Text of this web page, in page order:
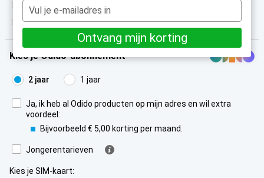
Nee, nieuw nummer
Ja, mijn 06-nummer houden
Kies je Odido-abonnement
2 jaar 1 jaar
Ja, ik heb al Odido producten op mijn adres en wil extra
voordeel:
Bijvoorbeeld € 5,00 korting per maand.
Jongerentarieven
Kies je SIM-kaart:
Jouw
e-
mailadres
Ontvang mijn korting